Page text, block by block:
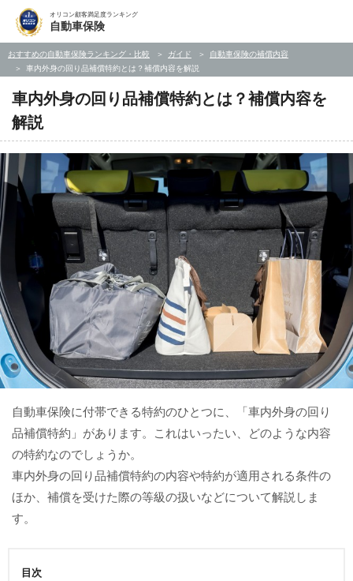
オリコン顧客満足度ランキング
自動車保険
おすすめの自動車保険ランキング・比較 ガイド
自動車保険の補償内容
車内外身の回り品補償特約とは？補償内容を解説
車内外身の回り品補償特約とは？補償内容を
解説
自動車保険に付帯できる特約のひとつに、「車内外身の回り
品補償特約」があります。これはいったい、どのような内容
の特約なのでしょうか。
車内外身の回り品補償特約の内容や特約が適用される条件の
ほか、補償を受けた際の等級の扱いなどについて解説しま
す。
目次